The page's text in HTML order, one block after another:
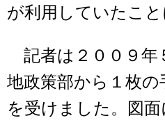
が利用していたこと
記者は２００９年
地政策部から１枚
を受けました。図